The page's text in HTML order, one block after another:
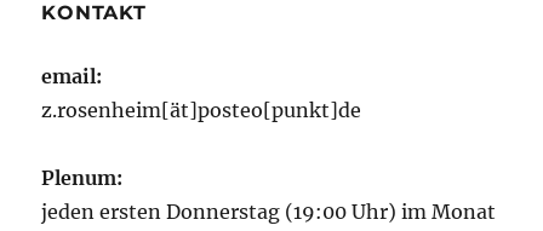
KONTAKT
email:
z.rosenheim[ät]posteo[punkt]de
Plenum:
jeden ersten Donnerstag (19:00 Uhr) im Monat